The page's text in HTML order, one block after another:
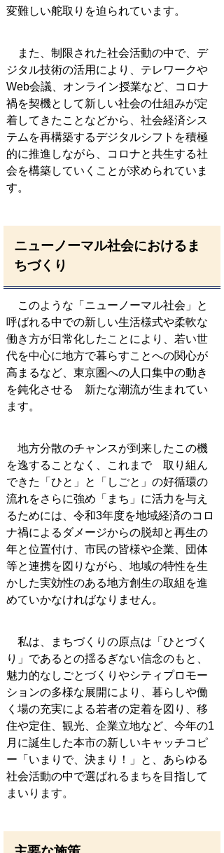
変難しい舵取りを迫られています。
また、制限された社会活動の中で、デ
ジタル技術の活用により、テレワークや
Web会議、オンライン授業など、コロナ
禍を契機として新しい社会の仕組みが定
着してきたことなどから、社会経済シス
テムを再構築するデジタルシフトを積極
的に推進しながら、コロナと共生する社
会を構築していくことが求められていま
す。
ニューノーマル社会におけるま
ちづくり
このような「ニューノーマル社会」と
呼ばれる中での新しい生活様式や柔軟な
働き方が日常化したことにより、若い世
代を中心に地方で暮らすことへの関心が
高まるなど、東京圏への人口集中の動き
を鈍化させる 新たな潮流が生まれてい
ます。
地方分散のチャンスが到来したこの機
を逸することなく、これまで 取り組ん
できた「ひと」と「しごと」の好循環の
流れをさらに強め「まち」に活力を与え
るためには、令和3年度を地域経済のコロ
ナ禍によるダメージからの脱却と再生の
年と位置付け、市民の皆様や企業、団体
等と連携を図りながら、地域の特性を生
かした実効性のある地方創生の取組を進
めていかなければなりません。
私は、まちづくりの原点は「ひとづく
り」であるとの揺るぎない信念のもと、
魅力的なしごとづくりやシティプロモー
ションの多様な展開により、暮らしや働
く場の充実による若者の定着を図り、移
住や定住、観光、企業立地など、今年の1
月に誕生した本市の新しいキャッチコピ
ー「いまりで、決まり！」と、あらゆる
社会活動の中で選ばれるまちを目指して
まいります。